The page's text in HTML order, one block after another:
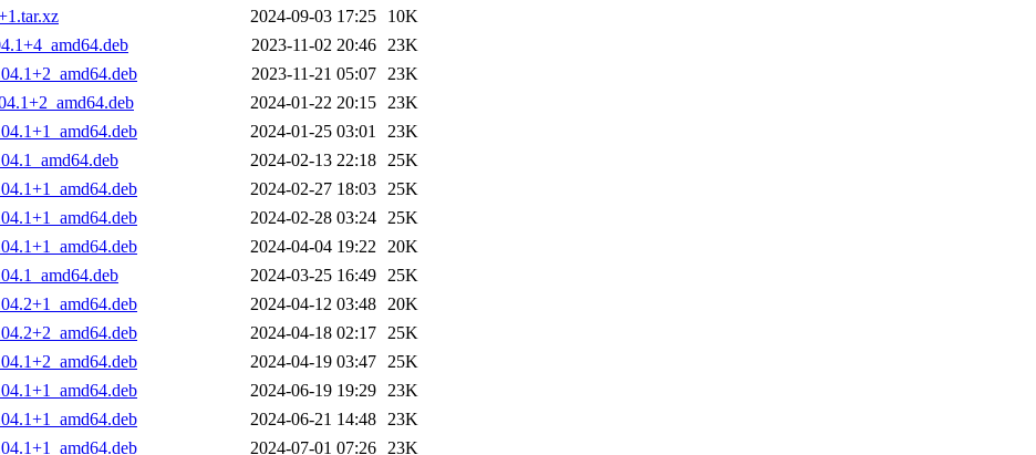
2024-09-03 17:25
10K
2023-11-02 20:46 23K
2023-11-21 05:07 23K
2024-01-22 20:15 23K
2024-01-25 03:01
23K
2024-02-13 22:18 25K
2024-02-27 18:03 25K
2024-02-28 03:24 25K
2024-04-04 19:22 20K
2024-03-25 16:49 25K
2024-04-12 03:48 20K
2024-04-18 02:17 25K
2024-04-19 03:47 25K
2024-06-19 19:29 23K
2024-06-21 14:48 23K
2024-07-01 07:26 23K